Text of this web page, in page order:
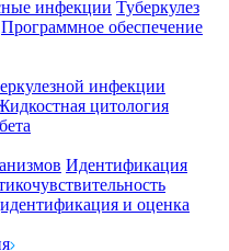
инфекции Туберкулез
Программное обеспечение
инфекции
цитология
Идентификация
и оценка